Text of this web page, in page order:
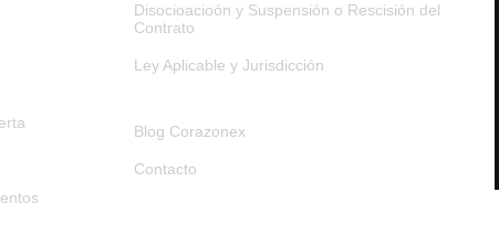
Disocioacioón y Suspensión o Rescisión del
Contrato
Ley Aplicable y Jurisdicción
Blog Corazonex
Contacto